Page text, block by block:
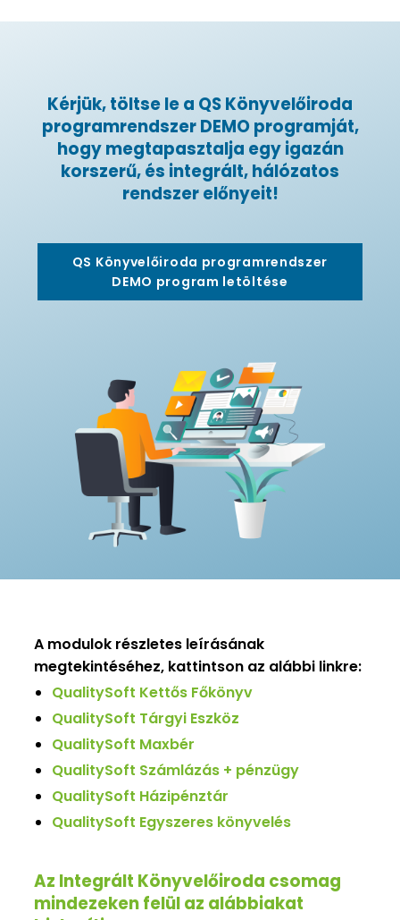
Kérjük, töltse le a QS Könyvelőiroda
programrendszer DEMO programját,
hogy megtapasztalja egy igazán
korszerű, és integrált, hálózatos
rendszer előnyeit!
QS Könyvelőiroda programrendszer
DEMO program letöltése
A modulok részletes leírásának
megtekintéséhez, kattintson az alábbi linkre:
QualitySoft Kettős Főkönyv
QualitySoft Tárgyi Eszköz
QualitySoft Maxbér
QualitySoft Számlázás + pénzügy
QualitySoft Házipénztár
QualitySoft Egyszeres könyvelés
Az Integrált Könyvelőiroda csomag
mindezeken felül az alábbiakat